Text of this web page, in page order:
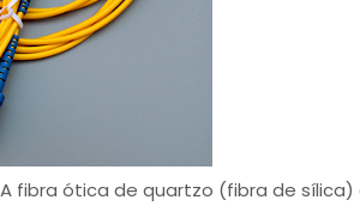
fibra ótica de quartzo (fibra de